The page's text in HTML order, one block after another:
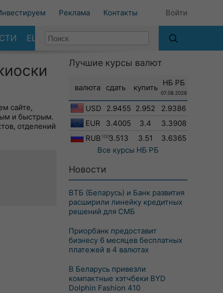
Реклама Контакты Войти
ЕЩЕ
сайте,
и быстрым.
отделений
Лучшие курсы валют
валюта сдать купить
НБ РБ
07.08.2026
USD 2.9455 2.952
2.9386
EUR
3.4005 3.4
3.3908
RUB 1003.513 3.51
3.6365
Все курсы НБ РБ
Новости
ВТБ (Беларусь) и Банк развития
расширили линейку кредитных
решений для СМБ
Приорбанк предоставит
бизнесу 6 месяцев бесплатных
платежей в 4 валютах
В Беларусь привезли
компактные хэтчбеки BYD
Dolphin Fashion 410